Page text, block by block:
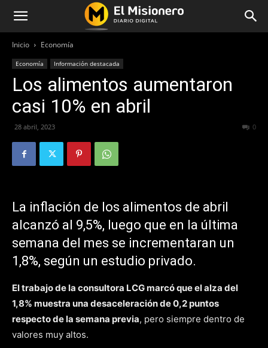
Inicio Economía
Economía Información destacada
Los alimentos aumentaron
casi 10% en abril
28 abril, 2023 0
La inflación de los alimentos de abril
alcanzó al 9,5%, luego que en la última
semana del mes se incrementaran un
1,8%, según un estudio privado.
El trabajo de la consultora LCG marcó que el alza del
1,8% muestra una desaceleración de 0,2 puntos
respecto de la semana previa, pero siempre dentro de
valores muy altos.